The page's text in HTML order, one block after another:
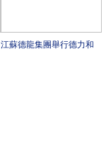
江蘇德龍集團舉行德力和